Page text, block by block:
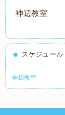
神辺教室
スケジュール
神辺教室